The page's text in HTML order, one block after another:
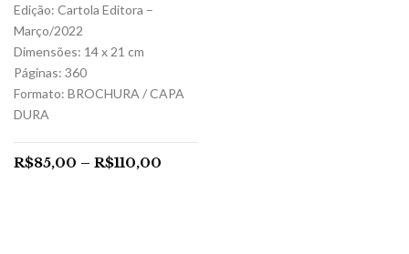
Edição: Cartola Editora –
Março/2022
Dimensões: 14 x 21 cm
Páginas: 360
Formato: BROCHURA / CAPA
DURA
R$85,00 – R$110,00